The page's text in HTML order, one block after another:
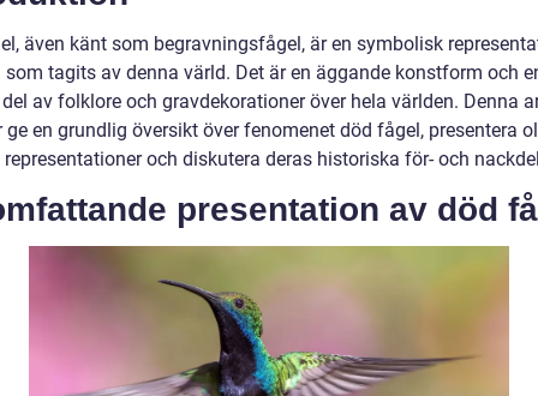
även känt som begravningsfågel, är en symbolisk
som tagits av denna värld. Det är en äggande konstform och
av folklore och gravdekorationer över hela världen. Denna
ge en grundlig översikt över fenomenet död fågel, presentera
representationer och diskutera deras historiska för- och
presentation av död